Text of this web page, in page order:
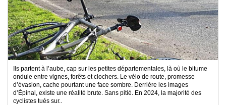
Ils partent à l’aube, cap sur les petites départementales, là où le bitume
ondule entre vignes, forêts et clochers. Le vélo de route, promesse
d’évasion, cache pourtant une face sombre. Derrière les images
d’Épinal, existe une réalité brute. Sans pitié. En 2024, la majorité des
cyclistes tués sur..